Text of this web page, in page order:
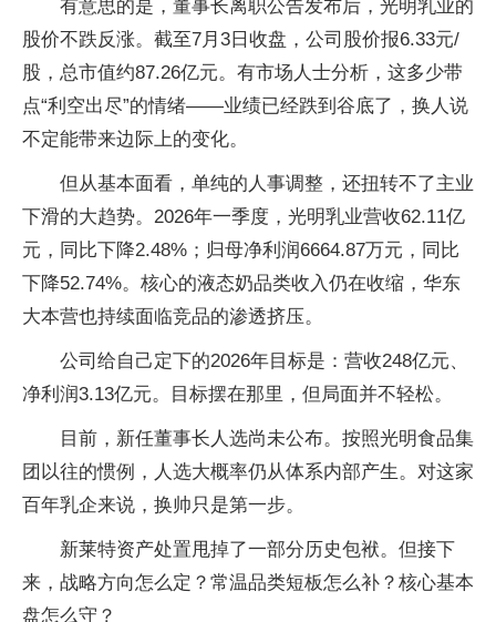
有意思的是，董事长离职公告发布后，光明乳业的
股价不跌反涨。截至7月3日收盘，公司股价报6.33元/
股，总市值约87.26亿元。有市场人士分析，这多少带
点“利空出尽”的情绪——业绩已经跌到谷底了，换人说
不定能带来边际上的变化。
但从基本面看，单纯的人事调整，还扭转不了主业
下滑的大趋势。2026年一季度，光明乳业营收62.11亿
元，同比下降2.48%；归母净利润6664.87万元，同比
下降52.74%。核心的液态奶品类收入仍在收缩，华东
大本营也持续面临竞品的渗透挤压。
公司给自己定下的2026年目标是：营收248亿元、
净利润3.13亿元。目标摆在那里，但局面并不轻松。
目前，新任董事长人选尚未公布。按照光明食品集
团以往的惯例，人选大概率仍从体系内部产生。对这家
百年乳企来说，换帅只是第一步。
新莱特资产处置甩掉了一部分历史包袱。但接下
来，战略方向怎么定？常温品类短板怎么补？核心基本
盘怎么守？